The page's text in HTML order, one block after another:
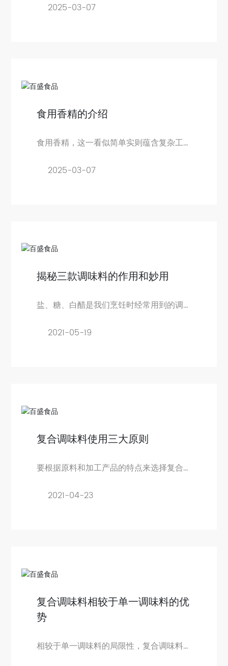
2025-03-07
食用香精的介绍
食用香精，这一看似简单实则蕴含复杂工
香味2025-03-07
揭秘三款调味料的作用和妙用
盐、糖、白醋是我们烹饪时经常用到的调
2021-05-19
复合调味料使用三大原则
要根据原料和加工产品的特点来选择复合
2021-04-23
复合调味料相较于单一调味料的优
势
相较于单一调味料的局限性，复合调味料